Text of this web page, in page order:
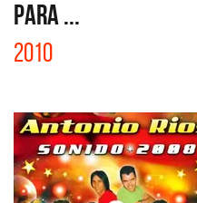
PARA ...
2010